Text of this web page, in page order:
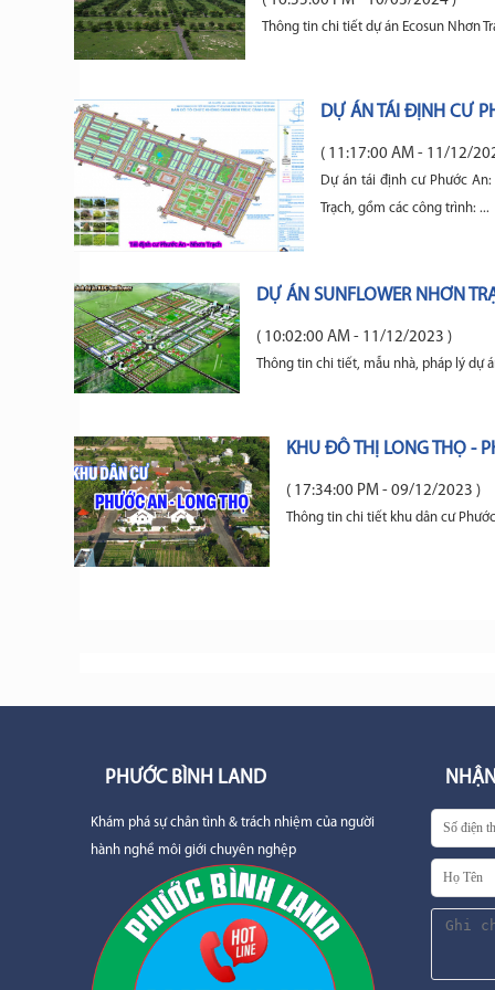
Thông tin chi tiết dự án Ecosun Nhơn
DỰ ÁN TÁI ĐỊNH CƯ
( 11:17:00 AM - 11/12/
Dự án tái định cư Phước
Trạch, gồm các công trình: ...
DỰ ÁN SUNFLOWER NHƠN
( 10:02:00 AM - 11/12/2023 )
Thông tin chi tiết, mẫu nhà, pháp lý dự
KHU ĐÔ THỊ LONG THỌ -
( 17:34:00 PM - 09/12/2023 )
Thông tin chi tiết khu dân cư
PHƯỚC BÌNH LAND
Khám phá sự chân tình & trách nhiệm của người
hành nghề môi giới chuyên nghệp